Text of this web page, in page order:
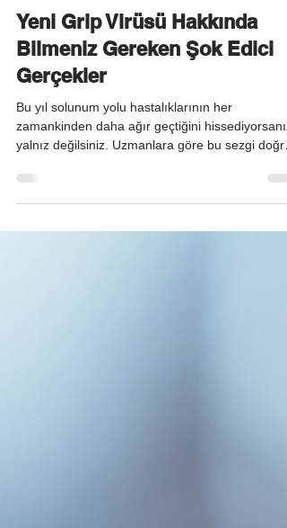
EKO SAĞLIK
Yeni Grip Virüsü Hakkında
Bilmeniz Gereken Şok Edici
Gerçekler
Bu yıl solunum yolu hastalıklarının her
zamankinden daha ağır geçtiğini
yalnız değilsiniz. Uzmanlara göre bu sezgi doğru
bir tabloya dayanıyor. Yeni Grip Virüsü